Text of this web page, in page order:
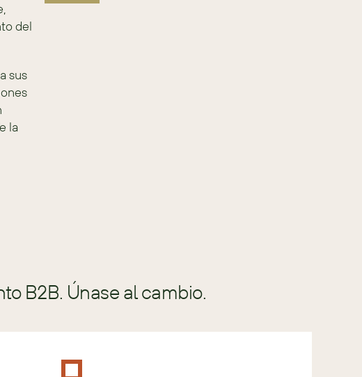
del
sus
la
B2B. Únase al cambio.